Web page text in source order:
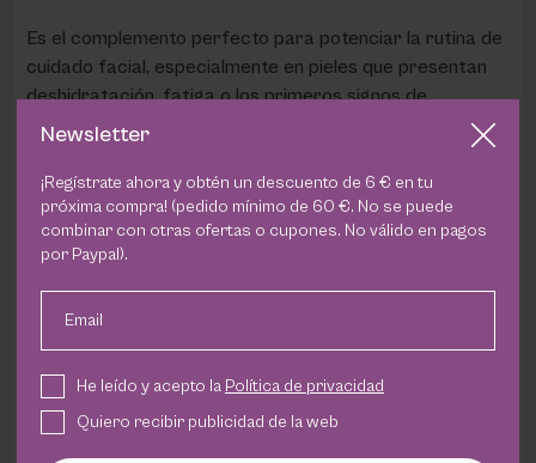
Es el complemento perfecto para potenciar la rutina de
cuidado facial, especialmente en pieles que presentan
deshidratación, fatiga o los primeros signos de
envejecimiento.
Beneficios
Hidrata intensamente el contorno de ojos y labios.
Regenera y nutre la piel en profundidad.
Reduce la apariencia de arrugas y líneas de expresión.
Alivia la sensación de sequedad y tirantez.
Newsletter
¡Regístrate ahora y obtén un descuento de 6 € en tu
próxima compra! (pedido mínimo de 60 €. No se puede
combinar con otras ofertas o cupones. No válido en pagos
por Paypal).
Email
He leído y acepto la Política de privacidad
Quiero recibir publicidad de la web